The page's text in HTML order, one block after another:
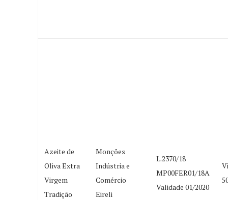
Azeite de
Oliva Extra
Virgem
Tradição
Monções
Indústria e
Comércio
Eireli
L.2370/18
MP00FER01/18A
Validade 01/2020